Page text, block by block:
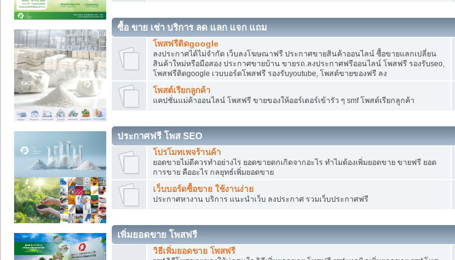
ซื้อ ขาย เช่า บริการ ลด แลก แจก แถม
โพสฟรีติดgoogle
ลงประกาศได้ไม่จำกัด เว็บลงโฆษณาฟรี ประกาศขายสินค้าออนไลน์ ซื้อขายแลกเปลี่ยน
สินค้าใหม่หรือมือสอง ประกาศขายบ้าน ขายรถ.ลงประกาศฟรีออนไลน์ โพสฟรี รองรับseo,
โพสฟรีติดgoogle เวบบอร์ดโพสฟรี รองรับyoutube, โพสต์ขายของฟรี ลง
โพสต์เรียกลูกค้า
แคปชั่นแม่ค้าออนไลน์ โพสฟรี ขายของให้ออร์เดอร์เข้ารัว ๆ smf โพสต์เรียกลูกค้า
ประกาศฟรี โพส SEO
โปรโมทเพจร้านค้า
ยอดขายไม่ดีควรทำอย่างไร ยอดขายตกเกิดจากอะไร ทำไมต้องเพิ่มยอดขาย ขายฟรี ยอด
การขาย คืออะไร กลยุทธ์เพิ่มยอดขาย
เว็บบอร์ดซื้อขาย ใช้งานง่าย
ประกาศหางาน บริการ แนะนำเว็บ ลงประกาศ รวมเว็บประกาศฟรี
เพิ่มยอดขาย โพสฟรี
วิธีเพิ่มยอดขาย โพสฟรี